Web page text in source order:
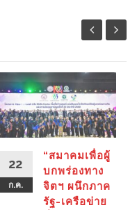
22
ก.ค.
“สมาคมเพื่อผู้
บกพร่องทาง
จิตฯ ผนึกภาค
รัฐ-เครือข่าย